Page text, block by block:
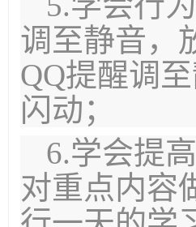
调至静音，
QQ提醒调
闪动；
6.学会提
对重点内容